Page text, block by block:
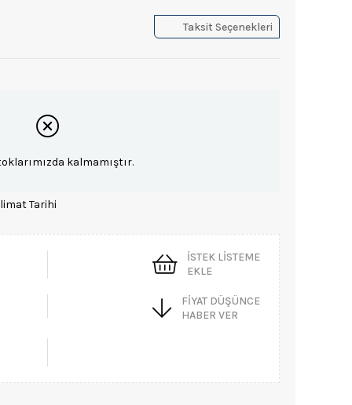
Taksit Seçenekleri
kalmamıştır.
Tarihi
İSTEK LISTEME
EKLE
FIYAT DÜŞÜNCE
HABER VER